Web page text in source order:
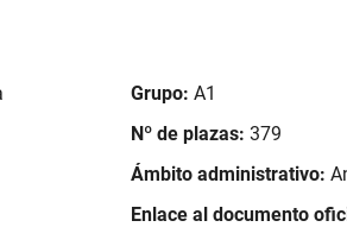
Grupo: A1
Nº de plazas: 379
Ámbito administrativo:
Enlace al documento